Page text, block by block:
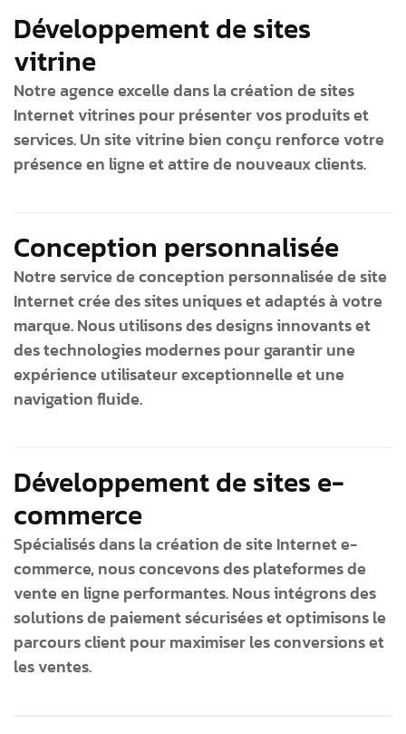
Développement de sites
vitrine
Notre agence excelle dans la création de sites
Internet vitrines pour présenter vos produits et
services. Un site vitrine bien conçu renforce votre
présence en ligne et attire de nouveaux clients.
Conception personnalisée
Notre service de conception personnalisée de site
Internet crée des sites uniques et adaptés à votre
marque. Nous utilisons des designs innovants et
des technologies modernes pour garantir une
expérience utilisateur exceptionnelle et une
navigation fluide.
Développement de sites e-
commerce
Spécialisés dans la création de site Internet e-
commerce, nous concevons des plateformes de
vente en ligne performantes. Nous intégrons des
solutions de paiement sécurisées et optimisons le
parcours client pour maximiser les conversions et
les ventes.